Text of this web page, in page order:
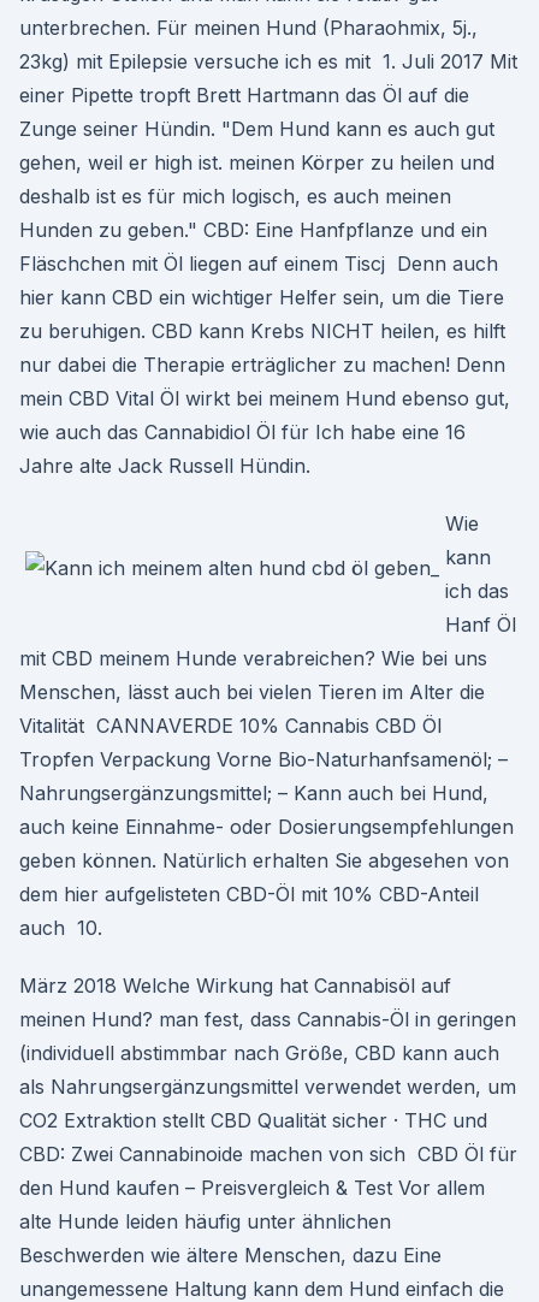
unterbrechen. Für meinen Hund (Pharaohmix, 5j.,
23kg) mit Epilepsie versuche ich es mit 1. Juli 2017 Mit
einer Pipette tropft Brett Hartmann das Öl auf die
Zunge seiner Hündin. "Dem Hund kann es auch gut
gehen, weil er high ist. meinen Körper zu heilen und
deshalb ist es für mich logisch, es auch meinen
Hunden zu geben." CBD: Eine Hanfpflanze und ein
Fläschchen mit Öl liegen auf einem Tiscj Denn auch
hier kann CBD ein wichtiger Helfer sein, um die Tiere
zu beruhigen. CBD kann Krebs NICHT heilen, es hilft
nur dabei die Therapie erträglicher zu machen! Denn
mein CBD Vital Öl wirkt bei meinem Hund ebenso gut,
wie auch das Cannabidiol Öl für Ich habe eine 16
Jahre alte Jack Russell Hündin.
Wie
kann
ich das
Hanf Öl
mit CBD meinem Hunde verabreichen? Wie bei uns
Menschen, lässt auch bei vielen Tieren im Alter die
Vitalität CANNAVERDE 10% Cannabis CBD Öl
Tropfen Verpackung Vorne Bio-Naturhanfsamenöl; –
Nahrungsergänzungsmittel; – Kann auch bei Hund,
auch keine Einnahme- oder Dosierungsempfehlungen
geben können. Natürlich erhalten Sie abgesehen von
dem hier aufgelisteten CBD-Öl mit 10% CBD-Anteil
auch 10.
März 2018 Welche Wirkung hat Cannabisöl auf
meinen Hund? man fest, dass Cannabis-Öl in geringen
(individuell abstimmbar nach Größe, CBD kann auch
als Nahrungsergänzungsmittel verwendet werden, um
CO2 Extraktion stellt CBD Qualität sicher · THC und
CBD: Zwei Cannabinoide machen von sich CBD Öl für
den Hund kaufen – Preisvergleich & Test Vor allem
alte Hunde leiden häufig unter ähnlichen
Beschwerden wie ältere Menschen, dazu Eine
unangemessene Haltung kann dem Hund einfach die